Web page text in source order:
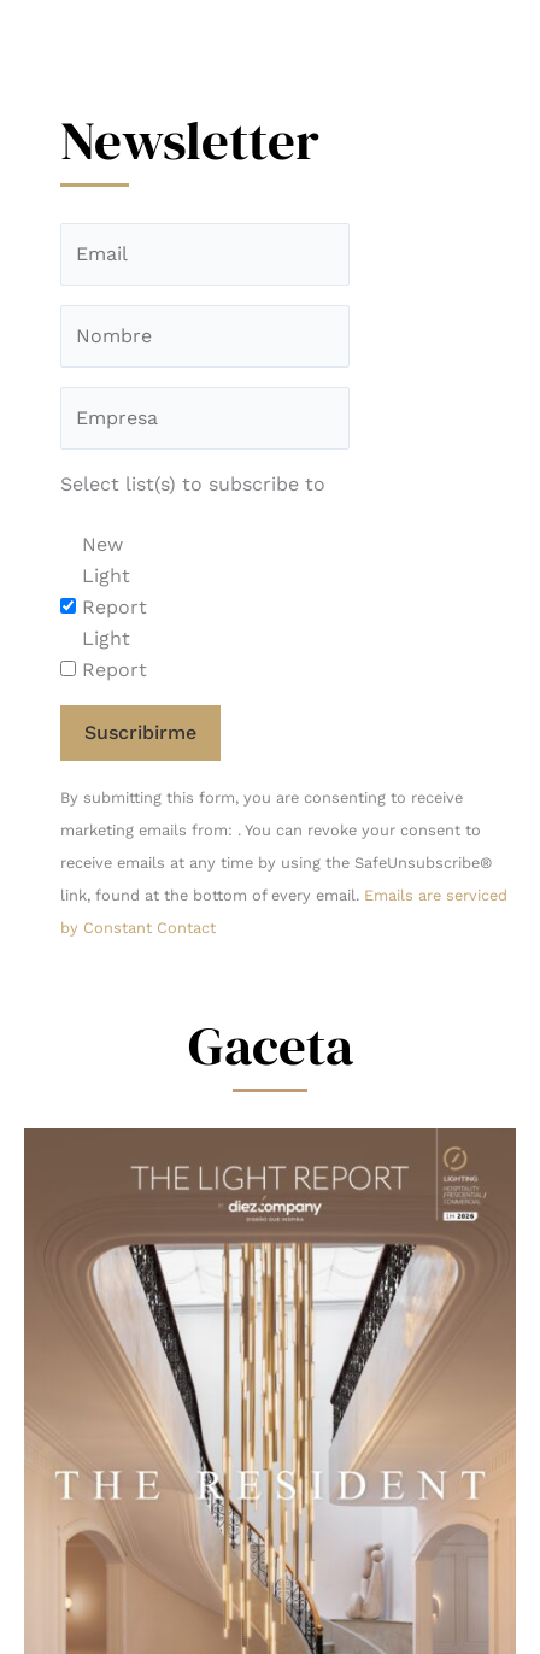
Newsletter
Select list(s) to subscribe to
New
Light
Report
Light
Report
Constant
Contact
Use.
Please
leave
By submitting this form, you are consenting to receive
marketing emails from: . You can revoke your consent to
receive emails at any time by using the SafeUnsubscribe®
link, found at the bottom of every email. Emails are serviced
by Constant Contact
Gaceta